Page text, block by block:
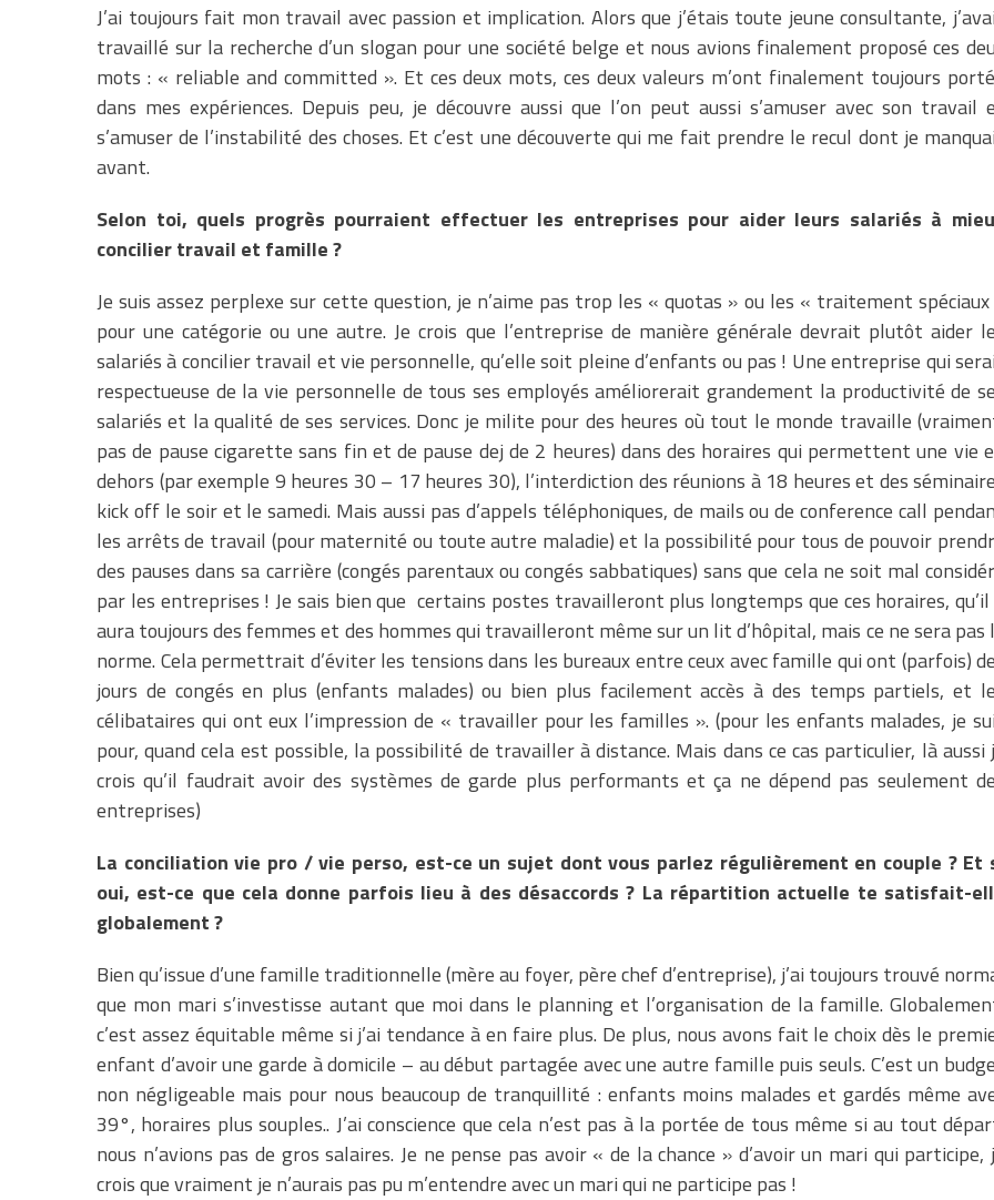
J’ai toujours fait mon travail avec passion et implication. Alors que j’étais toute jeune consultante,
travaillé sur la recherche d’un slogan pour une société belge et nous avions finalement proposé ces
mots : « reliable and committed ». Et ces deux mots, ces deux valeurs m’ont finalement toujours
dans mes expériences. Depuis peu, je découvre aussi que l’on peut aussi s’amuser avec son travail
s’amuser de l’instabilité des choses. Et c’est une découverte qui me fait prendre le recul dont je
avant.
Selon toi, quels progrès pourraient effectuer les entreprises pour aider leurs salariés à
concilier travail et famille ?
Je suis assez perplexe sur cette question, je n’aime pas trop les « quotas » ou les « traitement
pour une catégorie ou une autre. Je crois que l’entreprise de manière générale devrait plutôt aider
salariés à concilier travail et vie personnelle, qu’elle soit pleine d’enfants ou pas ! Une entreprise qui
respectueuse de la vie personnelle de tous ses employés améliorerait grandement la productivité de
salariés et la qualité de ses services. Donc je milite pour des heures où tout le monde travaille
pas de pause cigarette sans fin et de pause dej de 2 heures) dans des horaires qui permettent une vie
dehors (par exemple 9 heures 30 – 17 heures 30), l’interdiction des réunions à 18 heures et des
kick off le soir et le samedi. Mais aussi pas d’appels téléphoniques, de mails ou de conference call
les arrêts de travail (pour maternité ou toute autre maladie) et la possibilité pour tous de pouvoir
des pauses dans sa carrière (congés parentaux ou congés sabbatiques) sans que cela ne soit mal
par les entreprises ! Je sais bien que certains postes travailleront plus longtemps que ces horaires,
aura toujours des femmes et des hommes qui travailleront même sur un lit d’hôpital, mais ce ne sera pas
norme. Cela permettrait d’éviter les tensions dans les bureaux entre ceux avec famille qui ont (parfois)
jours de congés en plus (enfants malades) ou bien plus facilement accès à des temps partiels, et
célibataires qui ont eux l’impression de « travailler pour les familles ». (pour les enfants malades, je
pour, quand cela est possible, la possibilité de travailler à distance. Mais dans ce cas particulier, là aussi
crois qu’il faudrait avoir des systèmes de garde plus performants et ça ne dépend pas seulement
entreprises)
La conciliation vie pro / vie perso, est-ce un sujet dont vous parlez régulièrement en couple ? Et
oui, est-ce que cela donne parfois lieu à des désaccords ? La répartition actuelle te satisfait-
globalement ?
Bien qu’issue d’une famille traditionnelle (mère au foyer, père chef d’entreprise), j’ai toujours trouvé
que mon mari s’investisse autant que moi dans le planning et l’organisation de la famille.
c’est assez équitable même si j’ai tendance à en faire plus. De plus, nous avons fait le choix dès le
enfant d’avoir une garde à domicile – au début partagée avec une autre famille puis seuls. C’est un
non négligeable mais pour nous beaucoup de tranquillité : enfants moins malades et gardés même
39°, horaires plus souples.. J’ai conscience que cela n’est pas à la portée de tous même si au tout
nous n’avions pas de gros salaires. Je ne pense pas avoir « de la chance » d’avoir un mari qui participe,
crois que vraiment je n’aurais pas pu m’entendre avec un mari qui ne participe pas !